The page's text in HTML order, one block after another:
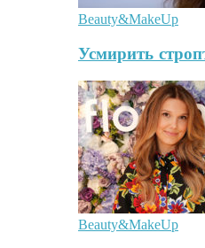
Beauty&MakeUp
Усмирить
Beauty&MakeUp